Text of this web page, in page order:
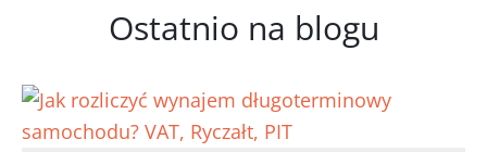
Ostatnio na blogu